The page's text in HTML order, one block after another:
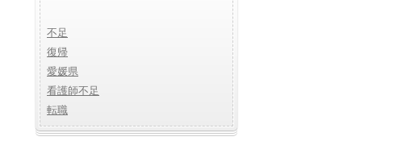
不足
復帰
愛媛県
看護師不足
転職